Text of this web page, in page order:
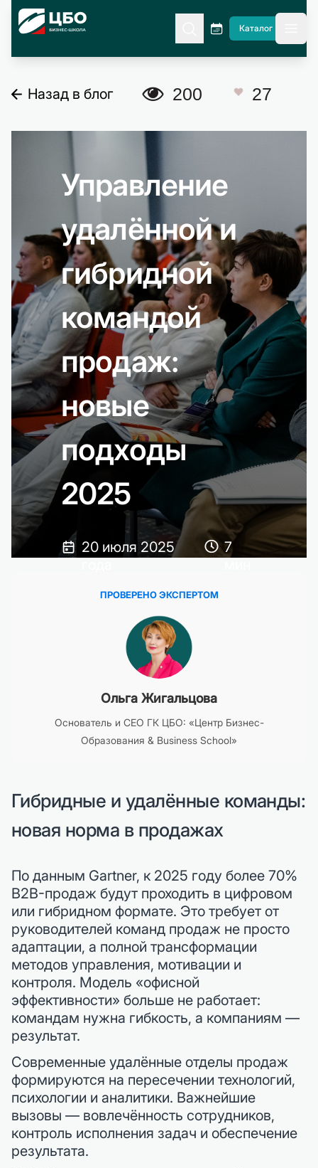
CBO
Каталог
Назад в блог A 200 C 27
Управление
удалённой и
гибридной
командой
продаж:
новые
подходы
2025
20 июля 2025
7
ПРОВЕРЕНО ЭКСПЕРТОМ
Ольга Жигальцова
Основатель и CEO ГК ЦБО: «Центр Бизнес-
Образования & Business School»
Гибридные и удалённые команды:
новая норма в продажах
По данным Gartner, к 2025 году более 70%
B2B-продаж будут проходить в цифровом
или гибридном формате. Это требует от
руководителей команд продаж не просто
адаптации, а полной трансформации
методов управления, мотивации и
контроля. Модель «офисной
эффективности» больше не работает:
командам нужна гибкость, а компаниям —
результат.
Современные удалённые отделы продаж
формируются на пересечении технологий,
психологии и аналитики. Важнейшие
вызовы — вовлечённость сотрудников,
контроль исполнения задач и обеспечение
результата.